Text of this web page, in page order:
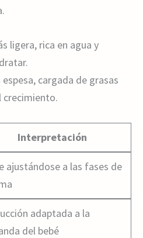
ligera, rica en agua y
espesa, cargada de grasas
crecimiento.
Interpretación
ajustándose a las fases de
adaptada a la
del bebé